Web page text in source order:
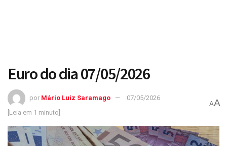
Euro do dia 07/05/2026
por Mário Luiz Saramago
07/05/2026
[Leia em 1 minuto]
AA